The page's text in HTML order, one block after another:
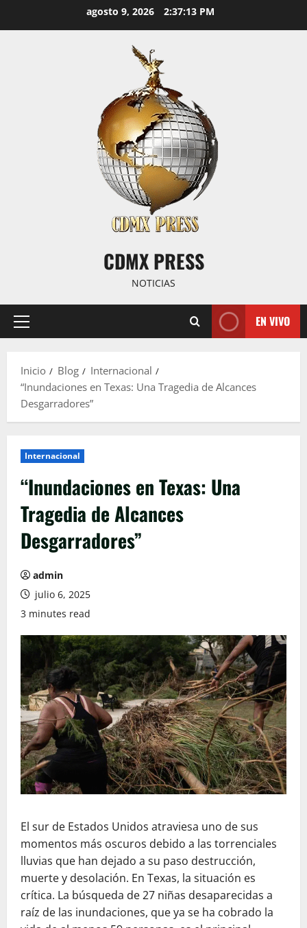
agosto 9, 2026 2:37:14 PM
CDMX PRESS
NOTICIAS
Menú
EN VIVO
Inicio Blog
Internacional
“Inundaciones en Texas: Una Tragedia de Alcances
Desgarradores”
Internacional
“Inundaciones en Texas: Una
Tragedia de Alcances
Desgarradores”
admin
julio 6, 2025
3 minutes read
El sur de Estados Unidos atraviesa uno de sus
momentos más oscuros debido a las torrenciales
lluvias que han dejado a su paso destrucción,
muerte y desolación. En Texas, la situación es
crítica. La búsqueda de 27 niñas desaparecidas a
raíz de las inundaciones, que ya se ha cobrado la